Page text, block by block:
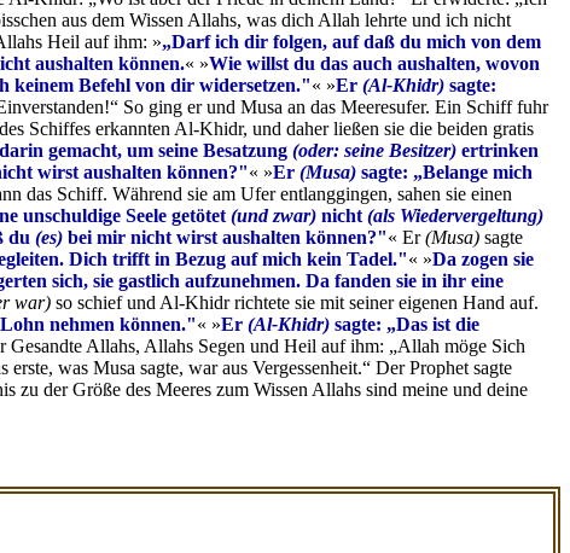
aus dem Wissen Allahs, was dich Allah lehrte und ich nicht
Heil auf ihm: »„Darf ich dir folgen, auf daß du mich von dem
aushalten können.« »Wie willst du das auch aushalten, wovon
keinem Befehl von dir widersetzen."« »Er (Al-Khidr) sagte:
So ging er und Musa an das Meeresufer. Ein Schiff fuhr
Schiffes erkannten Al-Khidr, und daher ließen sie die beiden gratis
gemacht, um seine Besatzung (oder: seine Besitzer) ertrinken
wirst aushalten können?"« »Er (Musa) sagte: „Belange mich
das Schiff. Während sie am Ufer entlanggingen, sahen sie einen
unschuldige Seele getötet (und zwar) nicht (als Wiedervergeltung)
du (es) bei mir nicht wirst aushalten können?"« Er(Musa) sagte
Dich trifft in Bezug auf mich kein Tadel."« »Da zogen sie
sich, sie gastlich aufzunehmen. Da fanden sie in ihr eine
war) so schief und Al-Khidr richtete sie mit seiner eigenen Hand auf.
nehmen können."« »Er (Al-Khidr) sagte: „Das ist die
Gesandte Allahs, Allahs Segen und Heil auf ihm: „Allah möge Sich
was Musa sagte, war aus Vergessenheit.“ Der Prophet sagte
der Größe des Meeres zum Wissen Allahs sind meine und deine